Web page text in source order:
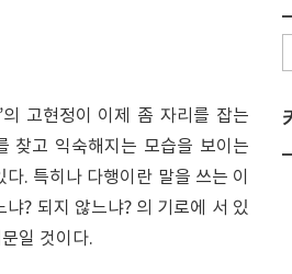
의 고현정이 이제 좀 자리를 잡는
찾고 익숙해지는 모습을 보이는
. 특히나 다행이란 말을 쓰는 이
? 되지 않느냐? 의 기로에 서 있
일 것이다.